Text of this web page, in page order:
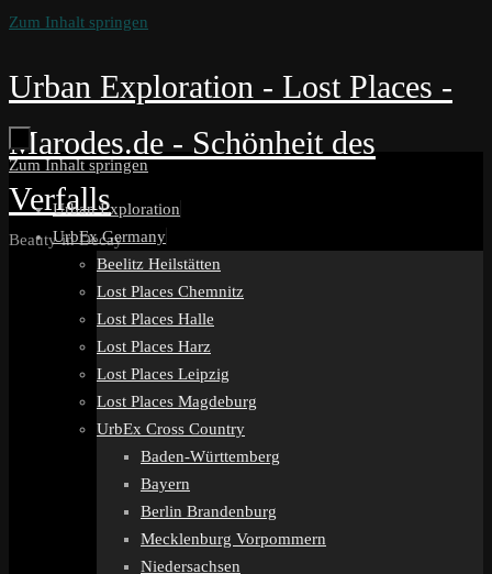
Zum Inhalt springen
Urban Exploration - Lost Places -
Marodes.de - Schönheit des
Verfalls
Beauty in Decay
Zum Inhalt springen
Urban Exploration
UrbEx Germany
Beelitz Heilstätten
Lost Places Chemnitz
Lost Places Halle
Lost Places Harz
Lost Places Leipzig
Lost Places Magdeburg
UrbEx Cross Country
Baden-Württemberg
Bayern
Berlin Brandenburg
Mecklenburg Vorpommern
Niedersachsen